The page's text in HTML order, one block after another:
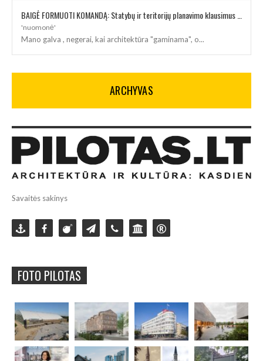
'nuomonė'
Mano galva , negerai, kai architektūra "gaminama", o...
ARCHYVAS
Savaitės sakinys
FOTO PILOTAS